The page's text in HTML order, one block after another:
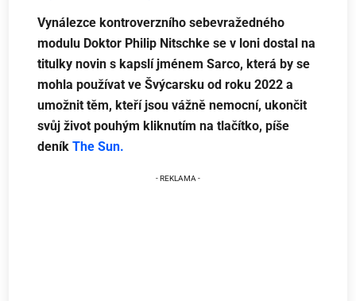
Vynálezce kontroverzního sebevražedného
modulu Doktor Philip Nitschke se v loni dostal na
titulky novin s kapslí jménem Sarco, která by se
mohla používat ve Švýcarsku od roku 2022 a
umožnit těm, kteří jsou vážně nemocní, ukončit
svůj život pouhým kliknutím na tlačítko, píše
deníkThe Sun.